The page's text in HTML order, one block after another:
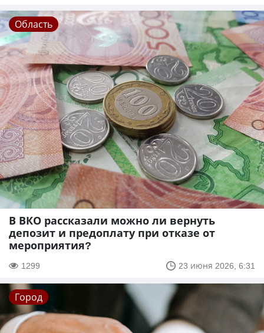
Область
В ВКО рассказали можно ли вернуть
депозит и предоплату при отказе от
мероприятия?
1299 23 июня 2026, 6:31
Город